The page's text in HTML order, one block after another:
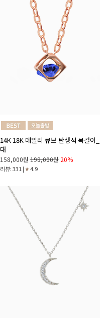
14K 18K 데일리 큐브 탄생석 목걸이_
대
158,000원 198,000원 20%
리뷰: 331 | 4.9